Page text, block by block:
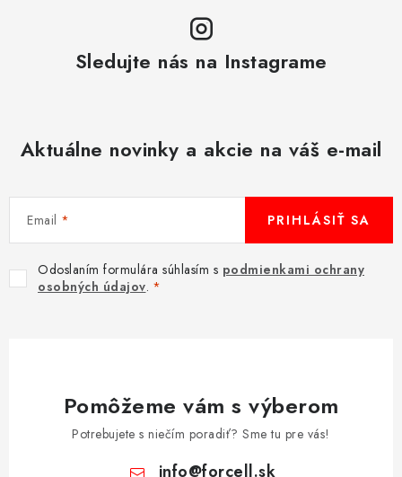
Sledujte nás na Instagrame
Aktuálne novinky a akcie na váš e-mail
Email
Odoslaním formulára súhlasím s podmienkami ochrany
osobných údajov.
PRIHLÁSIŤ SA
Pomôžeme vám s výberom
Potrebujete s niečím poradiť? Sme tu pre vás!
info@forcell.sk